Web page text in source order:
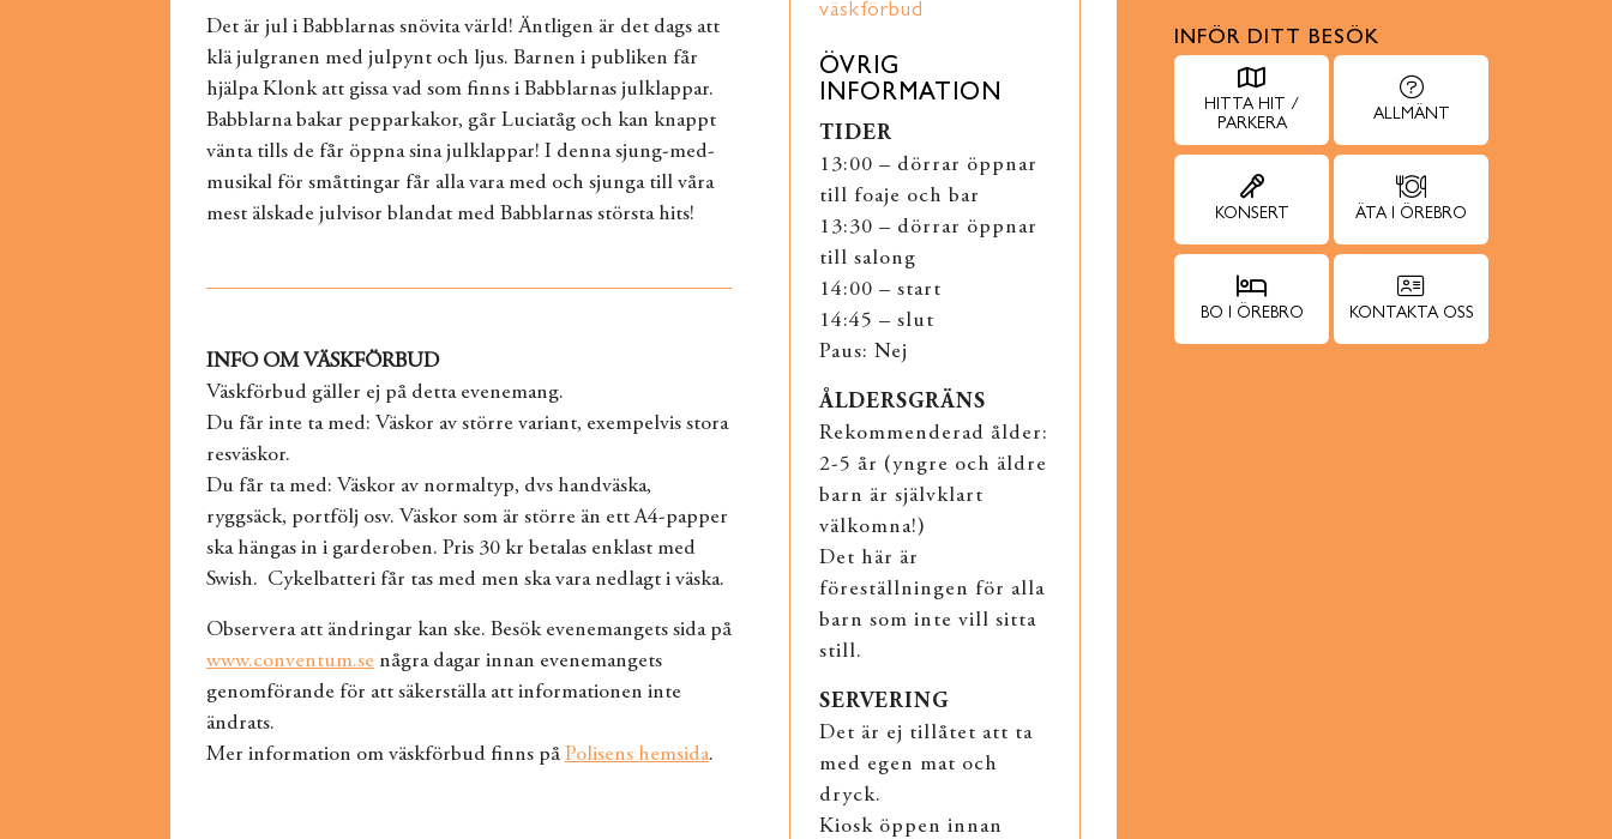
Det är jul i Babblarnas snövita värld! Äntligen är det dags att
klä julgranen med julpynt och ljus. Barnen i publiken får
hjälpa Klonk att gissa vad som finns i Babblarnas julklappar.
Babblarna bakar pepparkakor, går Luciatåg och kan knappt
vänta tills de får öppna sina julklappar! I denna sjung-med-
musikal för småttingar får alla vara med och sjunga till våra
mest älskade julvisor blandat med Babblarnas största hits!
INFO OM VÄSKFÖRBUD
Väskförbud gäller ej på detta evenemang.
Du får inte ta med: Väskor av större variant, exempelvis stora
resväskor.
Du får ta med: Väskor av normaltyp, dvs handväska,
ryggsäck, portfölj osv. Väskor som är större än ett A4-papper
ska hängas in i garderoben. Pris 30 kr betalas enklast med
Swish. Cykelbatteri får tas med men ska vara nedlagt i väska.
Observera att ändringar kan ske. Besök evenemangets sida på
www.conventum.se några dagar innan evenemangets
genomförande för att säkerställa att informationen inte
ändrats.
Mer information om väskförbud finns på Polisens hemsida.
väskförbud
ÖVRIG
INFORMATION
TIDER
13:00 – dörrar öppnar
till foaje och bar
13:30 – dörrar öppnar
till salong
14:00 – start
14:45 – slut
Paus: Nej
ÅLDERSGRÄNS
Rekommenderad ålder:
2-5 år (yngre och äldre
barn är självklart
välkomna!)
Det här är
föreställningen för alla
barn som inte vill sitta
still.
SERVERING
Det är ej tillåtet att ta
med egen mat och
dryck.
Kiosk öppen innan
INFÖR DITT BESÖK
HITTA HIT /
PARKERA
ALLMÄNT
KONSERT ÄTA I ÖREBRO
BO I ÖREBRO KONTAKTA OSS